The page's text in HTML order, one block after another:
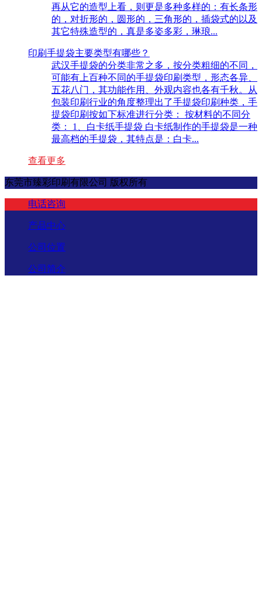
再从它的造型上看，则更是多种多样的：有长条形
的，对折形的，圆形的，三角形的，插袋式的以及
其它特殊造型的，真是多姿多彩，琳琅...
印刷手提袋主要类型有哪些？
武汉手提袋的分类非常之多，按分类粗细的不同，
可能有上百种不同的手提袋印刷类型，形态各异、
五花八门，其功能作用、外观内容也各有千秋。从
包装印刷行业的角度整理出了手提袋印刷种类，手
提袋印刷按如下标准进行分类： 按材料的不同分
类： 1、白卡纸手提袋 白卡纸制作的手提袋是一种
最高档的手提袋，其特点是：白卡...
查看更多
东莞市臻彩印刷有限公司 版权所有
电话咨询
产品中心
公司位置
公司简介